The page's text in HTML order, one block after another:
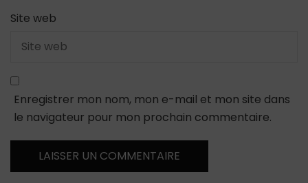
Site web
Enregistrer mon nom, mon e-mail et mon site dans
le navigateur pour mon prochain commentaire.